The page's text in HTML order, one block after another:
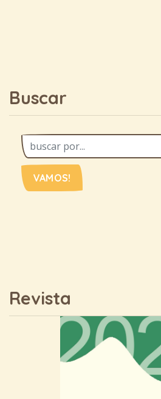
Buscar
VAMOS!
Revista